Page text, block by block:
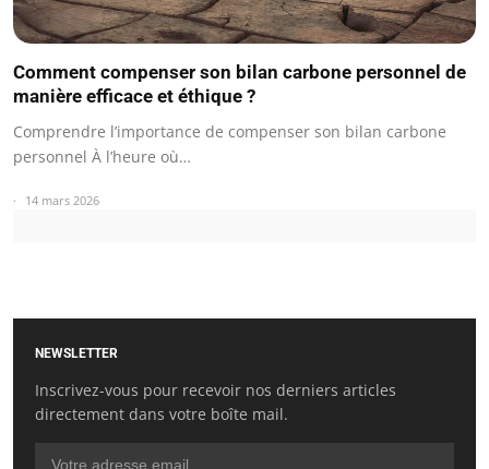
Comment compenser son bilan carbone personnel de
manière efficace et éthique ?
Comprendre l’importance de compenser son bilan carbone
personnel À l’heure où…
14 mars 2026
NEWSLETTER
Inscrivez-vous pour recevoir nos derniers articles
directement dans votre boîte mail.